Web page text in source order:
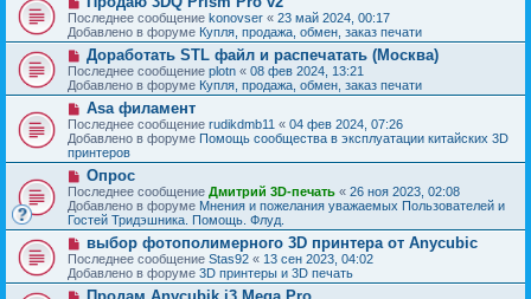
н
и
е
с
о
о
б
щ
е
и
е
о
в
о
е
с
о
о
б
щ
е
н
и
е
Последнее сообщение konovser « 23 май 2024, 00:17
Добавлено в форуме Купля, продажа, обмен, заказ печати
Н
о
в
о
е
с
о
о
б
щ
е
н
и
Доработать STL файл и распечатать (Москва)
Последнее сообщение plotn « 08 фев 2024, 13:21
Добавлено в форуме Купля, продажа, обмен, заказ печати
Н
о
в
о
е
с
о
о
б
щ
е
н
и
е
Asa филамент
Последнее сообщение rudikdmb11 « 04 фев 2024, 07:26
Добавлено в форуме Помощь сообщества в эксплуатации китайских 3D
принтеров
Н
о
в
о
е
с
о
о
б
Опрос
Последнее сообщение Дмитрий 3D-печать « 26 ноя 2023, 02:08
Добавлено в форуме Мнения и пожелания уважаемых Пользователей и
Гостей Тридэшника. Помощь. Флуд.
Н
о
в
о
выбор фотополимерного 3D принтера от Anycubic
Последнее сообщение Stas92 « 13 сен 2023, 04:02
Добавлено в форуме 3D принтеры и 3D печать
НПродам Anycubik i3 Mega Pro